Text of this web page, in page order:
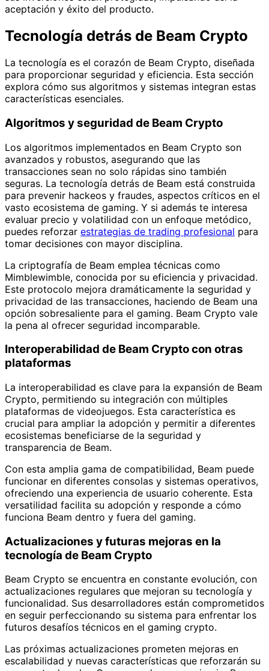
aceptación y éxito del producto.
Tecnología detrás de Beam Crypto
La tecnología es el corazón de Beam Crypto, diseñada
para proporcionar seguridad y eficiencia. Esta sección
explora cómo sus algoritmos y sistemas integran estas
características esenciales.
Algoritmos y seguridad de Beam Crypto
Los algoritmos implementados en Beam Crypto son
avanzados y robustos, asegurando que las
transacciones sean no solo rápidas sino también
seguras. La tecnología detrás de Beam está construida
para prevenir hackeos y fraudes, aspectos críticos en el
vasto ecosistema de gaming. Y si además te interesa
evaluar precio y volatilidad con un enfoque metódico,
puedes reforzar estrategias de trading profesional para
tomar decisiones con mayor disciplina.
La criptografía de Beam emplea técnicas como
Mimblewimble, conocida por su eficiencia y privacidad.
Este protocolo mejora dramáticamente la seguridad y
privacidad de las transacciones, haciendo de Beam una
opción sobresaliente para el gaming. Beam Crypto vale
la pena al ofrecer seguridad incomparable.
Interoperabilidad de Beam Crypto con otras
plataformas
La interoperabilidad es clave para la expansión de Beam
Crypto, permitiendo su integración con múltiples
plataformas de videojuegos. Esta característica es
crucial para ampliar la adopción y permitir a diferentes
ecosistemas beneficiarse de la seguridad y
transparencia de Beam.
Con esta amplia gama de compatibilidad, Beam puede
funcionar en diferentes consolas y sistemas operativos,
ofreciendo una experiencia de usuario coherente. Esta
versatilidad facilita su adopción y responde a cómo
funciona Beam dentro y fuera del gaming.
Actualizaciones y futuras mejoras en la
tecnología de Beam Crypto
Beam Crypto se encuentra en constante evolución, con
actualizaciones regulares que mejoran su tecnología y
funcionalidad. Sus desarrolladores están comprometidos
en seguir perfeccionando su sistema para enfrentar los
futuros desafíos técnicos en el gaming crypto.
Las próximas actualizaciones prometen mejoras en
escalabilidad y nuevas características que reforzarán su